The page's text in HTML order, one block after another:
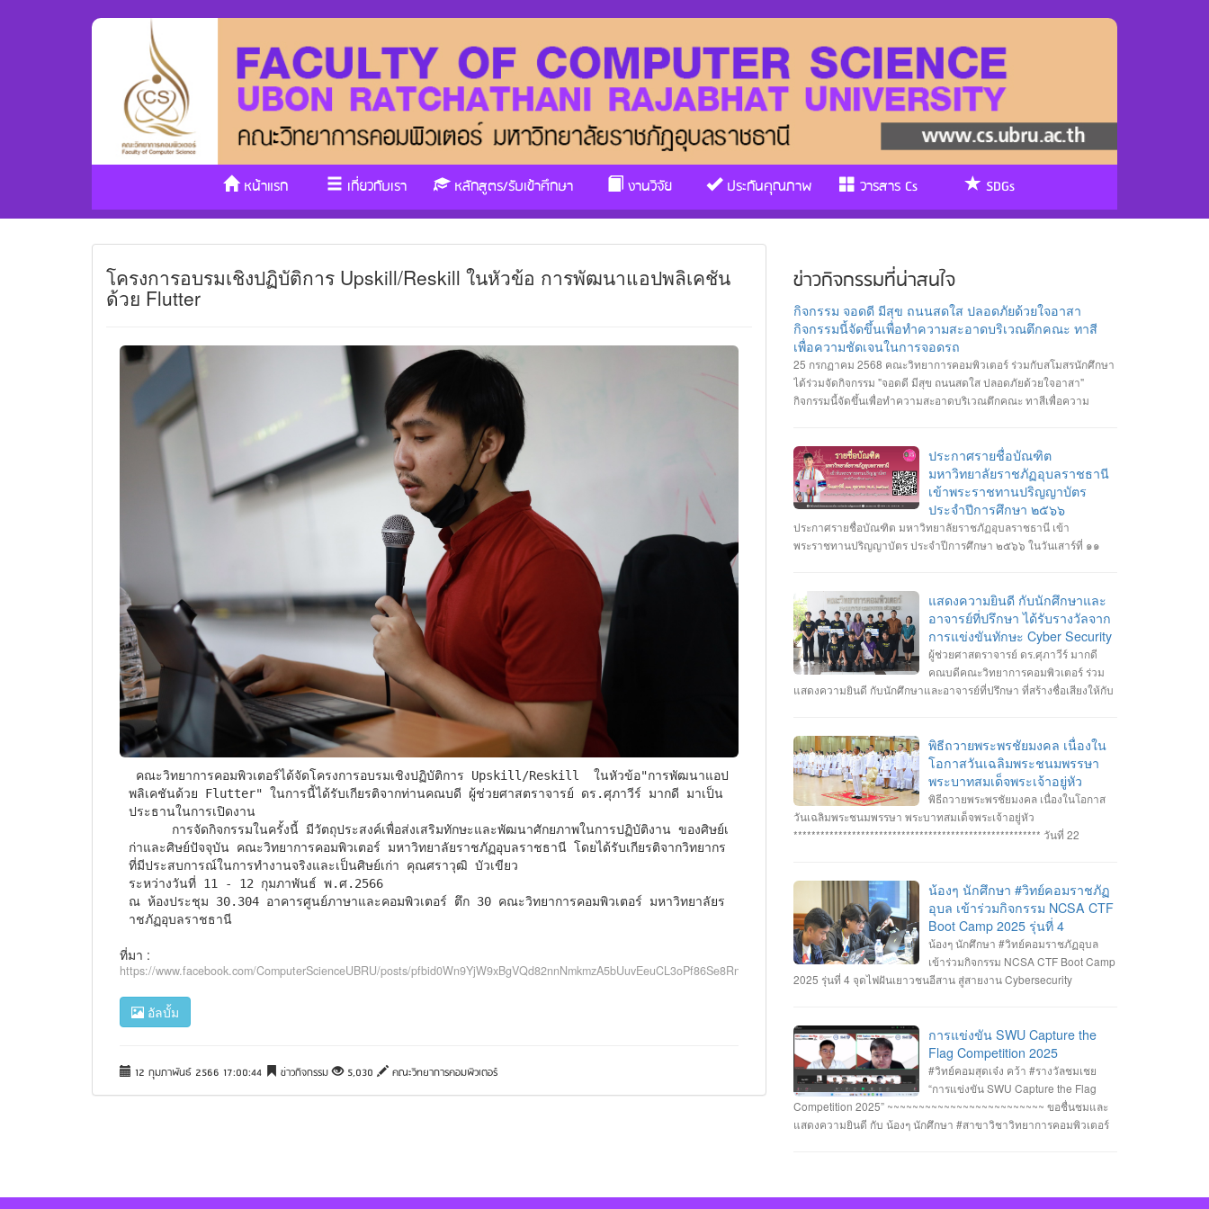
หน้าแรก เกี่ยวกับเรา หลักสูตร/รับเข้าศึกษา งานวิจัย ประกันคุณภาพ วารสาร Cs SDGs
โครงการอบรมเชิงปฏิบัติการ Upskill/Reskill ในหัวข้อ การพัฒนาแอปพลิเคชัน
ด้วย Flutter
พลิเคชันด้วย Flutter" ในการนี้ได้รับเกียรติจากท่านคณบดี ผู้ช่วยศาสตราจารย์ ดร.ศุภาวีร์ มากดี มาเป็น
ประธานในการเปิดงาน
ก่าและศิษย์ปัจจุบัน คณะวิทยาการคอมพิวเตอร์ มหาวิทยาลัยราชภัฏอุบลราชธานี โดยได้รับเกียรติจากวิทยากร
ที่มีประสบการณ์ในการทำงานจริงและเป็นศิษย์เก่า คุณศราวุฒิ บัวเขียว
ระหว่างวันที่ 11 - 12 กุมภาพันธ์ พ.ศ.2566
ณ ห้องประชุม 30.304 อาคารศูนย์ภาษาและคอมพิวเตอร์ ตึก 30 คณะวิทยาการคอมพิวเตอร์ มหาวิทยาลัยร
าชภัฏอุบลราชธานี
ที่มา :
https://www.facebook.com/ComputerScienceUBRU/posts/pfbid0Wn9YjW9xBgVQd82nnNmkmzA5bUuvEeuCL3oPf86Se8RnkpN9ryhjdnhr8DHCnM33l
อัลบั้ม
12 กุมภาพันธ์ 2566 17:00:44 ข่าวกิจกรรม 5,030 คณะวิทยาการคอมพิวเตอร์
ข่าวกิจกรรมที่น่าสนใจ
กิจกรรม จอดดี มีสุข ถนนสดใส ปลอดภัยด้วยใจอาสา
กิจกรรมนี้จัดขึ้นเพื่อทำความสะอาดบริเวณตึกคณะ ทาสี
เพื่อความชัดเจนในการจอดรถ
25 กรกฏาคม 2568 คณะวิทยาการคอมพิวเตอร์ ร่วมกับสโมสรนักศึกษา
ได้ร่วมจัดกิจกรรม "จอดดี มีสุข ถนนสดใส ปลอดภัยด้วยใจอาสา"
กิจกรรมนี้จัดขึ้นเพื่อทำความสะอาดบริเวณตึกคณะ ทาสีเพื่อความ
ประกาศรายชื่อบัณฑิต
มหาวิทยาลัยราชภัฏอุบลราชธานี
เข้าพระราชทานปริญญาบัตร
ประจำปีการศึกษา ๒๕๖๖
ประกาศรายชื่อบัณฑิต มหาวิทยาลัยราชภัฏอุบลราชธานี เข้า
พระราชทานปริญญาบัตร ประจำปีการศึกษา ๒๕๖๖ ในวันเสาร์ที่ ๑๑
ประกาศให้ทราบในภายหลัง
แสดงความยินดี กับนักศึกษาและ
อาจารย์ที่ปรึกษา ได้รับรางวัลจาก
การแข่งขันทักษะ Cyber Security
ผู้ช่วยศาสตราจารย์ ดร.ศุภาวีร์ มากดี
คณบดีคณะวิทยาการคอมพิวเตอร์ ร่วม
แสดงความยินดี กับนักศึกษาและอาจารย์ที่ปรึกษา ที่สร้างชื่อเสียงให้กับ
คว้า 3 รางวัล #การแข่งขันทักษะความปลอดภัยทางไซเบอร์ IT RERU
CYBER HACKATHON#1 2025 ภายใต้โครงการ “เปิดโลกวิชาการ 25
ปี มหาวิทยาลัยราชภัฏร้อยเอ็ด” วันที่ 7-8 กรกฎาคม 2568 รุ่น Senior
#รางวัลชนะเลิศ ทีม Don’t know Everything นายชัยวัฒน์ ชัยฤทธิ์ นาย
อาทิตย์ สายกนก นายสุริยา ขันทา ทำคะแนนได้สูงสุด 2260 คะแนน
#รางวัลรองชนะเลิศอันดับที่_1 ทีม MVP นายอัมรินทร์ จำปาหอม นาย
นายวชรพล ทองบุราณ Mr.Dayuth Thy ทำคะแนนได้ 1110 คะแนน
และขอแสดงความชื่นชม ทีม SetZero ทีมน้องใหม่!! นายธนภูมิ รัตน
ภักดี MR. SENG SOPHIN นายศตวรรษ วิลามาตย์ ทำคะแนนได้ 500
คะแนน จบที่อันดับ 9 จาก 13 ทีมที่เข้าร่วมแข่งขันในครั้งนี้ RERU
CYBER HACKATHON#1 2025 จัดโดย คณะเทคโนโลยีสารสนเทศ
มหาวิทยาลัยราชภัฏร้อยเอ็ด ร่วมกับสำนักงานคณะกรรมการการรักษา
และ 8 กรกฎาคม 2568 (จัดการแข่งขันในรูปแบบออนไลน์ ) #รางวัล
ชมเชย ทีม Don’t know Everything นายชัยวัฒน์ ชัยฤทธิ์ นายอาทิตย์
สายกนก นายสุริยา ขันทา จาก 24 สถาบันการศึกษา รวมทีมมาเข้าร่วม
ทำการแข่งขันในโครงการจำนวน 60 ทีม จัดโดย ภาควิชาวิศวกรรม
คอมพิวเตอร์ คณะวิศวกรรมศาสตร์ มหาวิทยาลัยศรีนครินทรวิโรฒ ร่วม
กับ บริษัท ACIS Professional Center และ บริษัท SEC Playground
พิธีถวายพระพรชัยมงคล เนื่องใน
โอกาสวันเฉลิมพระชนมพรรษา
พระบาทสมเด็จพระเจ้าอยู่หัว
พิธีถวายพระพรชัยมงคล เนื่องในโอกาส
วันเฉลิมพระชนมพรรษา พระบาทสมเด็จพระเจ้าอยู่หัว
******************************************************* วันที่ 22
พระพรชัยมงคล พระบาทสมเด็จพระเจ้าอยู่หัว เนื่องในโอกาสมหามงคล
เฉลิมพระชนมพรรษา 28 กรกฎาคม 2568 ณ หอประชุมไพรพะยอม
มหาวิทยาลัยราชภัฏอุบลราชธานี โดยมีท่าน รองศาสตราจารย์ธรรม
รักษ์ ละอองนวล อธิการบดี เป็นประธานในพิธีถวายพระพรชัยมงคลและ
วางพานพุ่มทอง-พานพุ่มเงิน #คณะวิทยาการคอมพิวเตอร์
#มหาวิทยาลัยแห่งความสุข #มหาวิทยาลัยราชภัฏอุบลราชธานี
น้องๆ นักศึกษา #วิทย์คอมราชภัฏ
อุบล เข้าร่วมกิจกรรม NCSA CTF
Boot Camp 2025 รุ่นที่ 4
น้องๆ นักศึกษา #วิทย์คอมราชภัฏอุบล
เข้าร่วมกิจกรรม NCSA CTF Boot Camp
2025 รุ่นที่ 4 จุดไฟฝันเยาวชนอีสาน สู่สายงาน Cybersecurity
การแข่งขัน SWU Capture the
Flag Competition 2025
#วิทย์คอมสุดเจ๋ง คว้า #รางวัลชมเชย
“การแข่งขัน SWU Capture the Flag
Competition 2025” ~~~~~~~~~~~~~~~~~~~~~~~~~ ขอชื่นชมและ
แสดงความยินดี กับ น้องๆ นักศึกษา #สาขาวิชาวิทยาการคอมพิวเตอร์
Everything นายชัยวัฒน์ ชัยฤทธิ์ นายอาทิตย์ สายกนก นายสุริยา ขันทา